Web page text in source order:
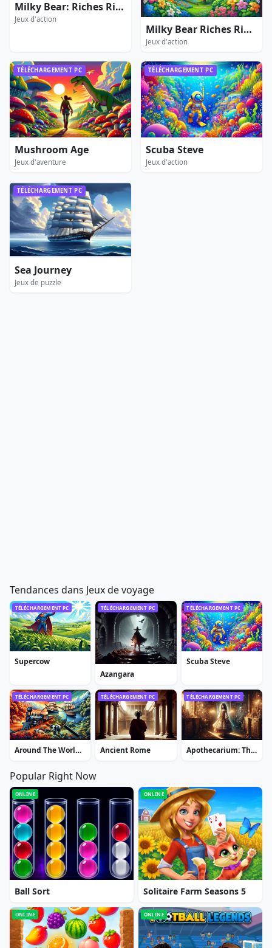
Milky Bear: Riches Rider 2
Jeux d'action
Milky Bear Riches Rider 3
Jeux d'action
TÉLÉCHARGEMENT PC
Mushroom Age
Jeux d'aventure
TÉLÉCHARGEMENT PC
Scuba Steve
Jeux d'action
TÉLÉCHARGEMENT PC
Sea Journey
Jeux de puzzle
Tendances dans Jeux de voyage
TÉLÉCHARGEMENT PC
Supercow
TÉLÉCHARGEMENT PC
Azangara
TÉLÉCHARGEMENT PC
Scuba Steve
TÉLÉCHARGEMENT PC
Around The World In 80 Days Extended Edition
TÉLÉCHARGEMENT PC
Ancient Rome
TÉLÉCHARGEMENT PC
Apothecarium: The Renaissance of Evil
Popular Right Now
ONLINE
Ball Sort
ONLINE
Solitaire Farm Seasons 5
ONLINE ONLINE